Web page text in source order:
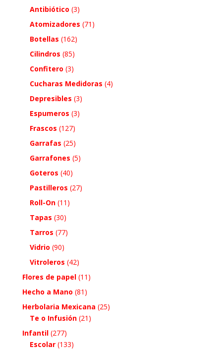
Antibiótico (3)
Atomizadores (71)
Botellas (162)
Cilindros (85)
Confitero (3)
Cucharas Medidoras (4)
Depresibles (3)
Espumeros (3)
Frascos (127)
Garrafas (25)
Garrafones (5)
Goteros (40)
Pastilleros (27)
Roll-On (11)
Tapas (30)
Tarros (77)
Vidrio (90)
Vitroleros (42)
Flores de papel (11)
Hecho a Mano (81)
Herbolaria Mexicana (25)
Te o Infusión (21)
Infantil (277)
Escolar (133)